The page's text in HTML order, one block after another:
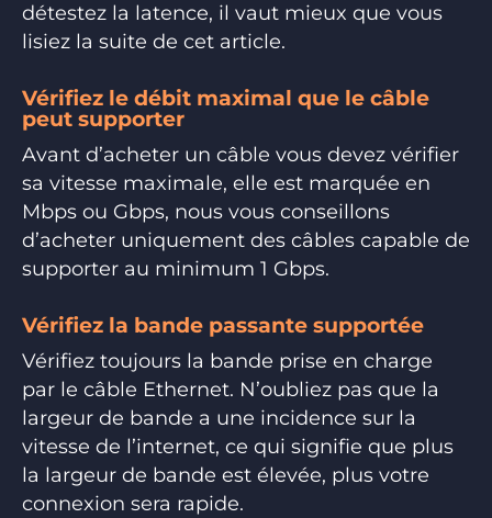
détestez la latence, il vaut mieux que vous
lisiez la suite de cet article.
Vérifiez le débit maximal que le câble
peut supporter
Avant d’acheter un câble vous devez vérifier
sa vitesse maximale, elle est marquée en
Mbps ou Gbps, nous vous conseillons
d’acheter uniquement des câbles capable de
supporter au minimum 1 Gbps.
Vérifiez la bande passante supportée
Vérifiez toujours la bande prise en charge
par le câble Ethernet. N’oubliez pas que la
largeur de bande a une incidence sur la
vitesse de l’internet, ce qui signifie que plus
la largeur de bande est élevée, plus votre
connexion sera rapide.